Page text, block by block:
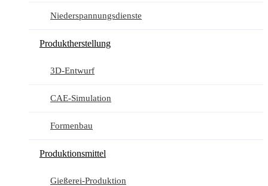
Niederspannungsdienste
Produktherstellung
3D-Entwurf
CAE-Simulation
Formenbau
Produktionsmittel
Gießerei-Produktion